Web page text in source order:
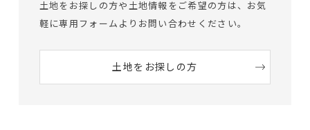
土地をお探しの方や土地情報をご希望の方は、 お気
軽に専用フォームよりお問い合わせください。
土地をお探しの方